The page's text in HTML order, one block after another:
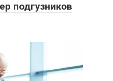
подгузников